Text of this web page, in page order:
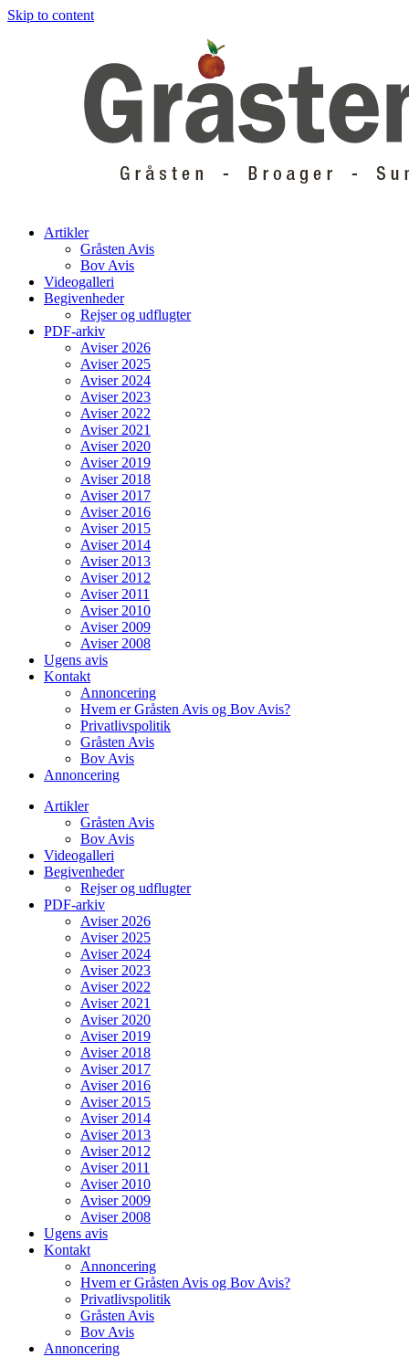
Skip to content
Artikler
Gråsten Avis
Bov Avis
Videogalleri
Begivenheder
Rejser og udflugter
PDF-arkiv
Aviser 2026
Aviser 2025
Aviser 2024
Aviser 2023
Aviser 2022
Aviser 2021
Aviser 2020
Aviser 2019
Aviser 2018
Aviser 2017
Aviser 2016
Aviser 2015
Aviser 2014
Aviser 2013
Aviser 2012
Aviser 2011
Aviser 2010
Aviser 2009
Aviser 2008
Ugens avis
Kontakt
Annoncering
Hvem er Gråsten Avis og Bov Avis?
Privatlivspolitik
Gråsten Avis
Bov Avis
Annoncering
Artikler
Gråsten Avis
Bov Avis
Videogalleri
Begivenheder
Rejser og udflugter
PDF-arkiv
Aviser 2026
Aviser 2025
Aviser 2024
Aviser 2023
Aviser 2022
Aviser 2021
Aviser 2020
Aviser 2019
Aviser 2018
Aviser 2017
Aviser 2016
Aviser 2015
Aviser 2014
Aviser 2013
Aviser 2012
Aviser 2011
Aviser 2010
Aviser 2009
Aviser 2008
Ugens avis
Kontakt
Annoncering
Hvem er Gråsten Avis og Bov Avis?
Privatlivspolitik
Gråsten Avis
Bov Avis
Annoncering